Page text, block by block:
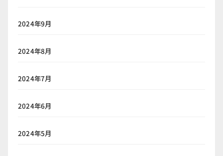
2024年9月
2024年8月
2024年7月
2024年6月
2024年5月